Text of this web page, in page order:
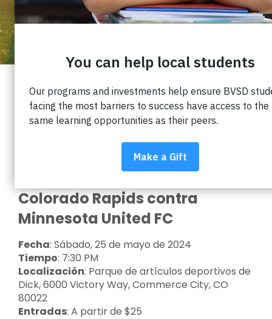
COMUNITARIO BVSD
¡Puedes apoyar al Distrito Escolar del Valle de
Boulder asistiendo a un juego de Colorado Rapids!
parte de la compra de su boleto a Impact on
Education para apoyar a los estudiantes de
Colorado Rapids contra
Minnesota United FC
Fecha: Sábado, 25 de mayo de 2024
Tiempo: 7:30 PM
Localización: Parque de artículos deportivos de
Dick, 6000 Victory Way, Commerce City, CO
80022
Entradas: A partir de $25